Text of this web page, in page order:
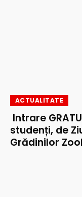
ACTUALITATE
Intrare
studenți, de
Grădinilor